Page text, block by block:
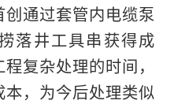
通过套管内电缆泵
落井工具串获得成
复杂处理的时间，
，为今后处理类似